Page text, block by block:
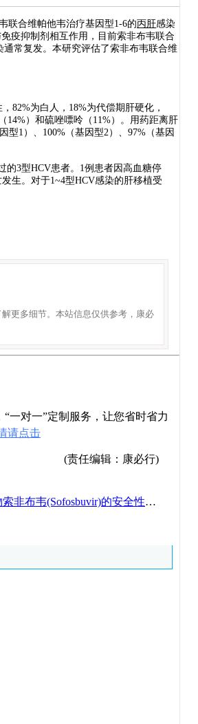
联合维帕他韦治疗基因型1-6的丙肝感染
疫抑制剂相互作用，目前索非布韦联合
常复发。本研究评估了索非布韦联合维
82%为白人，18%为代偿期肝硬化，
14%）和硫唑嘌呤（11%）。用药距离肝
型1）、100%（基因型2）、97%（基因
3型HCV患者。1例患者因高血糖停
生。对于1~4型HCV感染的肝移植受
更多细节。本站信息仅供参考，康必
一对一”定制服务，让您省时省力
请点击
(责任编辑：康必行)
非布韦(Sofosbuvir)的安全性如何？